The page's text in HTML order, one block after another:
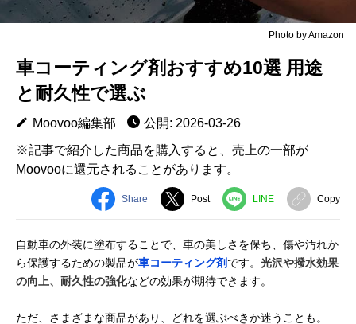
Photo by Amazon
車コーティング剤おすすめ10選 用途
と耐久性で選ぶ
Moovoo編集部
公開: 2026-03-26
※記事で紹介した商品を購入すると、売上の一部が
Moovooに還元されることがあります。
Share Post LINE Copy
自動車の外装に塗布することで、車の美しさを保ち、傷や汚れか
ら保護するための製品が車コーティング剤です。 光沢や撥水効果
の向上、耐久性の強化などの効果が期待できます。
ただ、さまざまな商品があり、どれを選ぶべきか迷うことも。